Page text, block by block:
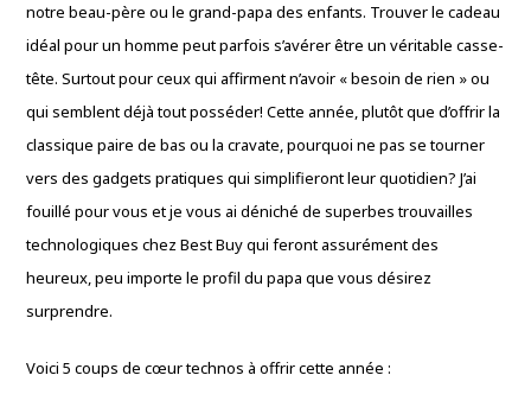
notre beau-père ou le grand-papa des enfants. Trouver le cadeau
idéal pour un homme peut parfois s’avérer être un véritable casse-
tête. Surtout pour ceux qui affirment n’avoir « besoin de rien » ou
qui semblent déjà tout posséder! Cette année, plutôt que d’offrir la
classique paire de bas ou la cravate, pourquoi ne pas se tourner
vers des gadgets pratiques qui simplifieront leur quotidien? J’ai
fouillé pour vous et je vous ai déniché de superbes trouvailles
technologiques chez Best Buy qui feront assurément des
heureux, peu importe le profil du papa que vous désirez
surprendre.
Voici 5 coups de cœur technos à offrir cette année :